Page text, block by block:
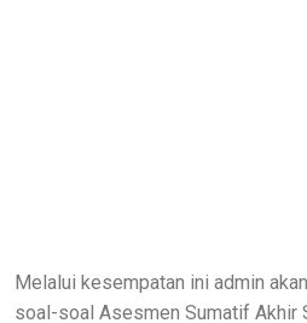
Melalui kesempatan ini admin
soal-soal Asesmen Sumatif Akhir